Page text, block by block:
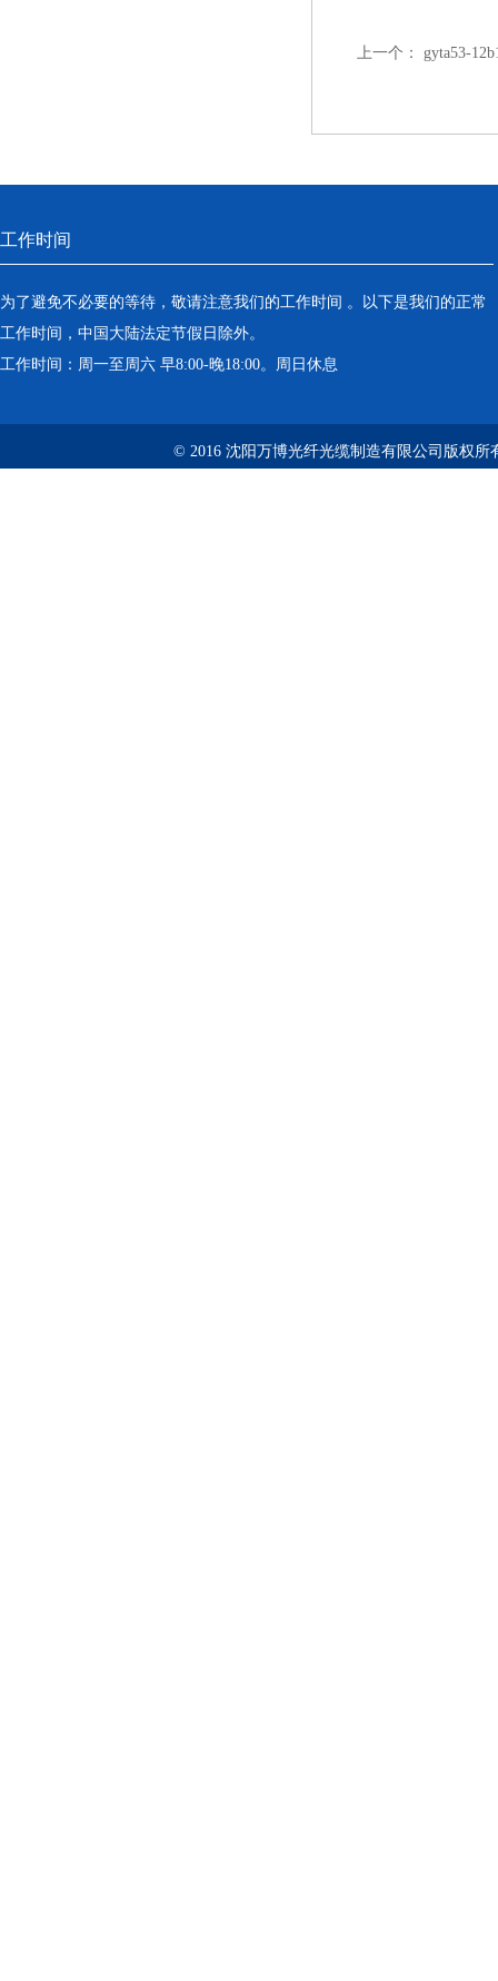
上一个： gyta53-
工作时间
为了避免不必要的等待，敬请注意我们的工作时间 。以下是我们的正常
工作时间，中国大陆法定节假日除外。
工作时间：周一至周六 早8:00-晚18:00。周日休息
© 2016 沈阳万博光纤光缆制造有限公司版权所